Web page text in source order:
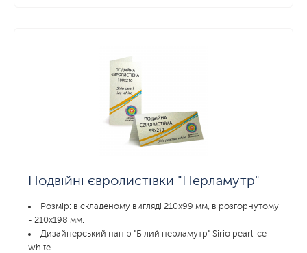
Подвійні євролистівки "Перламутр"
Розмір: в складеному вигляді 210х99 мм, в розгорнутому
- 210x198 мм.
Дизайнерський папір "Білий перламутр" Sirio pearl ice
white.